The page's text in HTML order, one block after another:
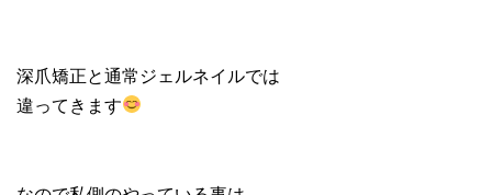
深爪矯正と通常ジェルネイルでは
違ってきます